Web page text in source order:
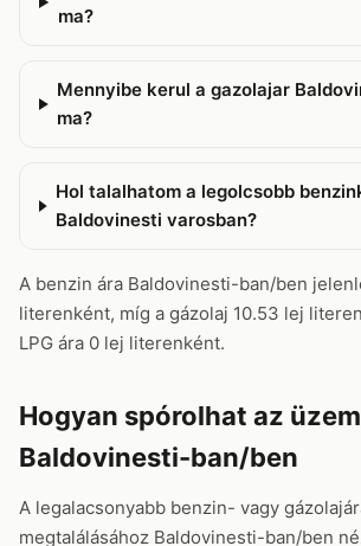
ma?
Mennyibe kerul a gazolajar
ma?
Hol talalhatom a legolcsobb
Baldovinesti varosban?
A benzin ára Baldovinesti-ban/ben
literenként, míg a gázolaj 10.53 lej
LPG ára 0 lej literenként.
Hogyan spórolhat az
Baldovinesti-ban/ben
A legalacsonyabb benzin- vagy
megtalálásához Baldovinesti-ban/ben